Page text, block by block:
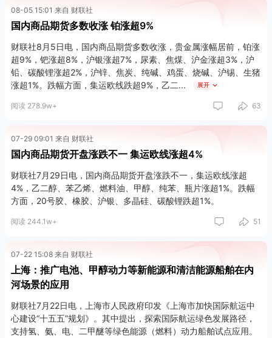
08-05 15:01 来自 财联社
国内商品期货多数收涨 铂涨超9%
财联社8月5日电，国内商品期货多数收涨，贵金属涨幅居前，铂涨
超9%，钯涨超8%，沪银涨超7%，尿素、焦煤、沪金涨超3%，沪
铅、碳酸锂涨超2%，沪锌、焦炭、纯碱、鸡蛋、烧碱、沪锡、生猪
涨超1%。跌幅方面，集运欧线跌超9%，乙二
展开
阅读 278.9w+ 63
07-29 09:01 来自 财联社
国内商品期货开盘涨跌不一 集运欧线涨超4%
财联社7月29日电，国内商品期货开盘涨跌不一，集运欧线涨超
4%，乙二醇、苯乙烯、燃料油、甲醇、纯苯、瓶片涨超1%。跌幅
方面，20号胶、橡胶、沪银、多晶硅、碳酸锂跌超1%。
阅读 244.1w+ 51
07-22 15:08 来自 财联社
上海：推广电池、甲醇动力等新能源和清洁能源船舶在内
河场景的应用
财联社7月22日电，上海市人民政府印发《上海市加快国际航运中
心建设“十五五”规划》。其中提出，探索国际航运绿色发展路径，
支持氢、氨、电、二甲醚等绿色能源（燃料）动力船舶试点应用。